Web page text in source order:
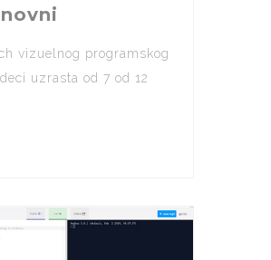
vizuelnog programskog
uzrasta od 7 od 12